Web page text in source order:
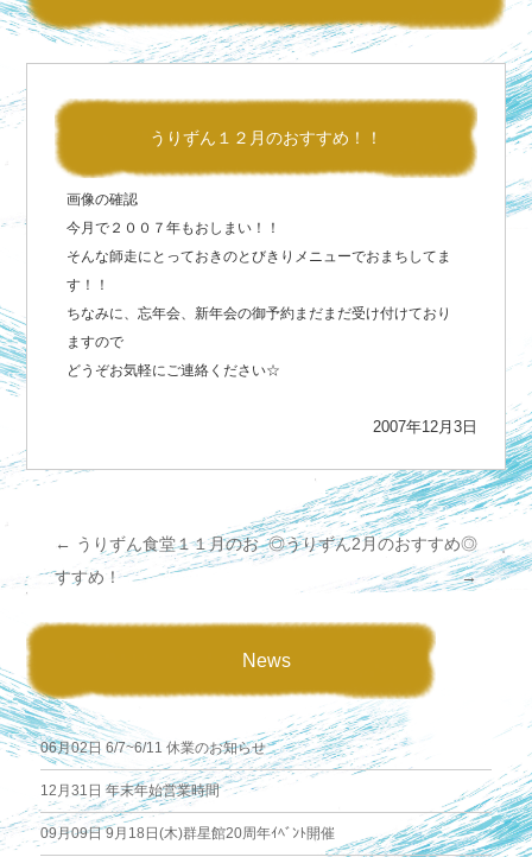
うりずん１２月のおすすめ！！
画像の確認
今月で２００７年もおしまい！！
そんな師走にとっておきのとびきりメニューでおまちしてま
す！！
ちなみに、忘年会、新年会の御予約まだまだ受け付けており
ますので
どうぞお気軽にご連絡ください☆
2007年12月3日
投
ビ
ゲ
ー
← うりずん食堂１１月のお
すすめ！
◎うりずん2月のおすすめ◎
→
News
06月02日 6/7~6/11 休業のお知らせ
12月31日 年末年始営業時間
09月09日9月18日(木)群星館20周年ｲﾍﾞﾝﾄ開催